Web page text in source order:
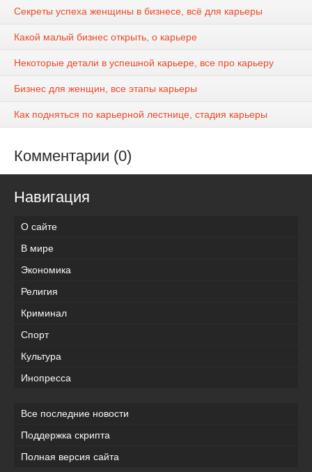
Секреты успеха женщины в бизнесе, всё для карьеры
Какой малый бизнес открыть, о карьере
Некоторые детали в успешной карьере, все про карьеру
Бизнес для женщин, все этапы карьеры
Как подняться по карьерной лестнице, стадия карьеры
Комментарии (0)
Навигация
О сайте
В мире
Экономика
Религия
Криминал
Спорт
Культура
Инопресса
Все последние новости
Поддержка скрипта
Полная версия сайта